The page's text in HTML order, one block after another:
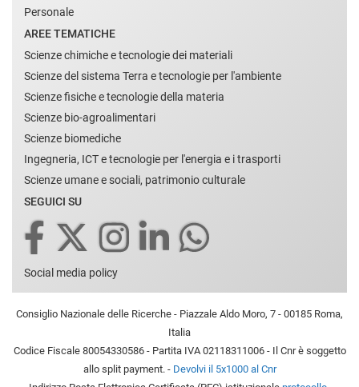
Personale
AREE TEMATICHE
Scienze chimiche e tecnologie dei materiali
Scienze del sistema Terra e tecnologie per l'ambiente
Scienze fisiche e tecnologie della materia
Scienze bio-agroalimentari
Scienze biomediche
Ingegneria, ICT e tecnologie per l'energia e i trasporti
Scienze umane e sociali, patrimonio culturale
SEGUICI SU
Social media policy
Consiglio Nazionale delle Ricerche - Piazzale Aldo Moro, 7 - 00185 Roma,
Italia
Codice Fiscale 80054330586 - Partita IVA 02118311006 - Il Cnr è soggetto
allo split payment. - Devolvi il 5x1000 al Cnr